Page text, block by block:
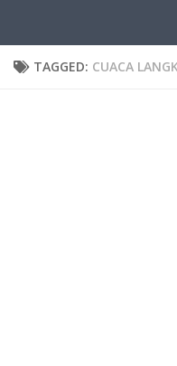
TAGGED: CUACA